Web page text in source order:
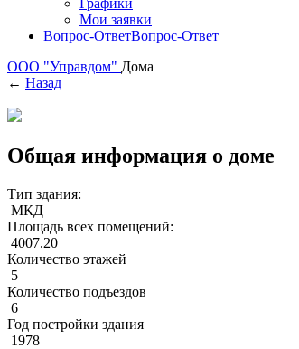
Мои заявки
Вопрос-ОтветВопрос-Ответ
ООО "Управдом" Дома
← Назад
Общая информация о доме
Тип здания:
МКД
Площадь всех помещений:
4007.20
Количество этажей
5
Количество подъездов
6
Год постройки здания
1978